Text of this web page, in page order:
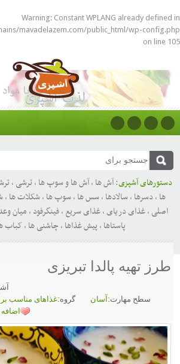
Warning: Constant WPLANG already defined in
mavadelazem.com/public_html/wp-config.php
on line 105
دستورهای آشپزی:آش ها ,آش ها و سوپ ها ,ترشی ,
ها ,دسرها ,سالادها ,سس ها ,سوپ ها ,شکلات ها ,
اصلی ,غذای دریای,غذای سریع ,فینگرفود ,میان
پاستاها ,پیش غذاها , چاشنی ها ,کباب
طرز تهیه پالدا تبریزی
گروه:غذاهای مناسب سطح مهارت: آسان